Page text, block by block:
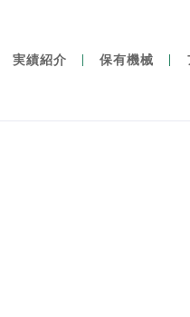
実績紹介 保有機械